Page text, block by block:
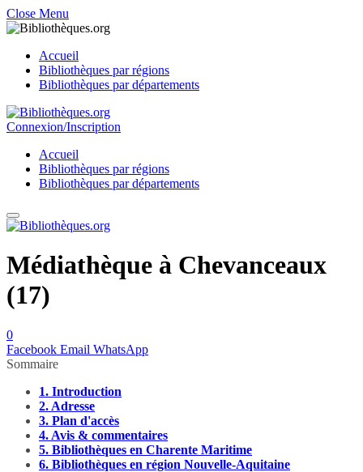
Close Menu
Accueil
Bibliothèques par régions
Bibliothèques par départements
Connexion/Inscription
Accueil
Bibliothèques par régions
Bibliothèques par départements
Médiathèque à Chevanceaux
(17)
0
Facebook Email WhatsApp
Sommaire
1. Introduction
2. Adresse
3. Plan d'accès
4. Avis & commentaires
5. Bibliothèques en Charente Maritime
6. Bibliothèques en région Nouvelle-Aquitaine